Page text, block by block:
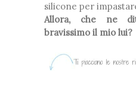
silicone per
Allora, che ne
bravissimo il mio lui?